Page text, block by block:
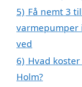
5) Få nemt 3
varmepumper
ved
6) Hvad
Holm?